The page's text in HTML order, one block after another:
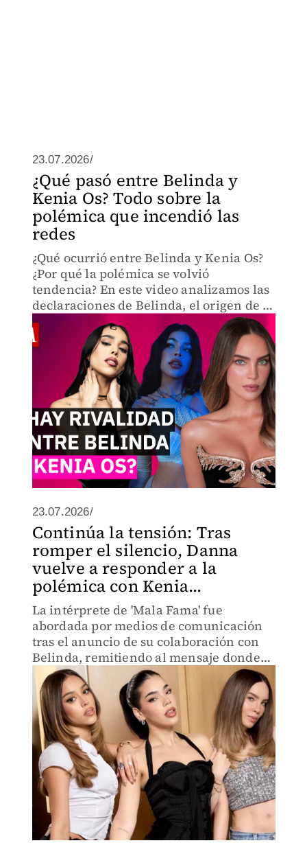
23.07.2026/
¿Qué pasó entre Belinda y
Kenia Os? Todo sobre la
polémica que incendió las
redes
¿Qué ocurrió entre Belinda y Kenia Os?
¿Por qué la polémica se volvió
tendencia? En este video analizamos las
declaraciones de Belinda, el origen de la
controversia, la reacción de los fandoms
y el mensaje que compartió en
Instagram.
23.07.2026/
Continúa la tensión: Tras
romper el silencio, Danna
vuelve a responder a la
polémica con Kenia...
La intérprete de 'Mala Fama' fue
abordada por medios de comunicación
tras el anuncio de su colaboración con
Belinda, remitiendo al mensaje donde
pidió frenar el odio entre fandoms.